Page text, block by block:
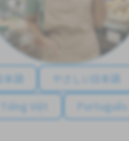
日本語 やさしい日本語
Tiếng Việt